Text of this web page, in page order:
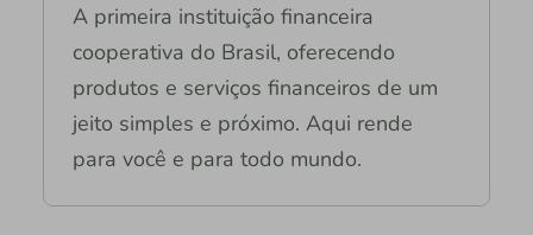
A primeira instituição financeira
cooperativa do Brasil, oferecendo
produtos e serviços financeiros de um
jeito simples e próximo. Aqui rende
para você e para todo mundo.